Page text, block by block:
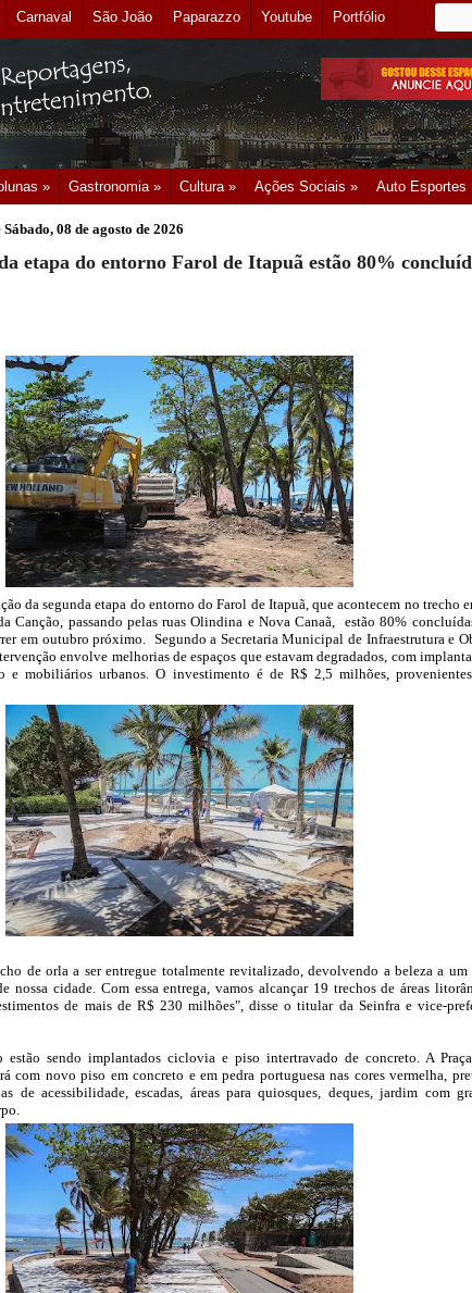
Carnaval São João Paparazzo Youtube Portfólio
» Gastronomia » Cultura » Ações Sociais » Auto Esportes
Sábado, 08 de agosto de 2026
etapa do entorno Farol de Itapuã estão 80%
da segunda etapa do entorno do Farol de Itapuã, que acontecem no trecho
Canção, passando pelas ruas Olindina e Nova Canaã, estão 80%
em outubro próximo. Segundo a Secretaria Municipal de Infraestrutura e
envolve melhorias de espaços que estavam degradados, com
e mobiliários urbanos. O investimento é de R$ 2,5 milhões,
de orla a ser entregue totalmente revitalizado, devolvendo a beleza a um
nossa cidade. Com essa entrega, vamos alcançar 19 trechos de áreas
de mais de R$ 230 milhões", disse o titular da Seinfra e vice-
estão sendo implantados ciclovia e piso intertravado de concreto. A
com novo piso em concreto e em pedra portuguesa nas cores vermelha,
de acessibilidade, escadas, áreas para quiosques, deques, jardim com